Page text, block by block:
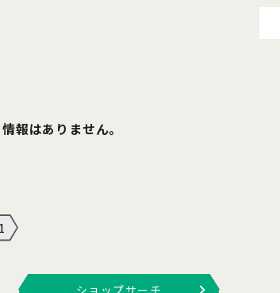
報はありません。
1
ショップサーチ